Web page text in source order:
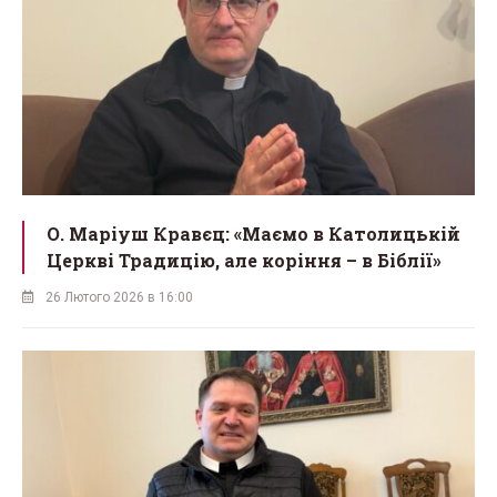
О. Маріуш Кравєц: «Маємо в Католицькій
Церкві Традицію, але коріння – в Біблії»
26 Лютого 2026 в 16:00